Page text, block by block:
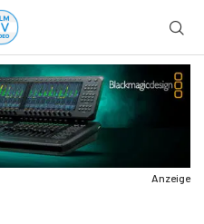
Anzeige